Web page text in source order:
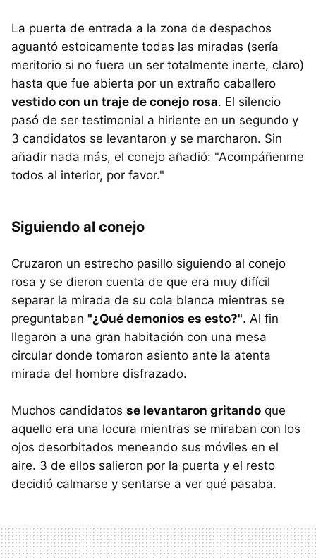
La puerta de entrada a la zona de despachos
aguantó estoicamente todas las miradas (sería
meritorio si no fuera un ser totalmente inerte, claro)
hasta que fue abierta por un extraño caballero
vestido con un traje de conejo rosa. El silencio
pasó de ser testimonial a hiriente en un segundo y
3 candidatos se levantaron y se marcharon. Sin
añadir nada más, el conejo añadió: "Acompáñenme
todos al interior, por favor."
Siguiendo al conejo
Cruzaron un estrecho pasillo siguiendo al conejo
rosa y se dieron cuenta de que era muy difícil
separar la mirada de su cola blanca mientras se
preguntaban "¿Qué demonios es esto?". Al fin
llegaron a una gran habitación con una mesa
circular donde tomaron asiento ante la atenta
mirada del hombre disfrazado.
Muchos candidatos se levantaron gritando que
aquello era una locura mientras se miraban con los
ojos desorbitados meneando sus móviles en el
aire. 3 de ellos salieron por la puerta y el resto
decidió calmarse y sentarse a ver qué pasaba.